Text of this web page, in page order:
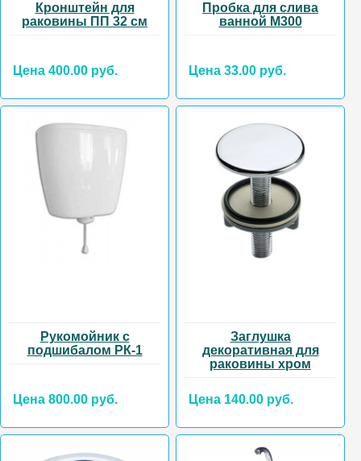
Кронштейн для
раковины ПП 32 см
Цена 400.00 руб.
Пробка для слива
ванной М300
Цена 33.00 руб.
Рукомойник с
подшибалом РК-1
Цена 800.00 руб.
Заглушка
декоративная для
раковины хром
Цена 140.00 руб.